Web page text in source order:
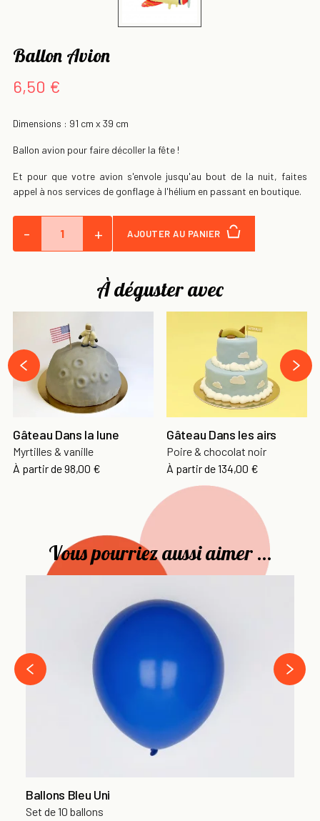
Ballon Avion
6,50 €
Dimensions : 91 cm x 39 cm
Ballon avion pour faire décoller la fête !
Et pour que votre avion s'envole jusqu'au bout de la nuit, faites
appel à nos services de gonflage à l'hélium en passant en boutique.
- + AJOUTER AU PANIER
À déguster avec
Gâteau Dans la lune
Myrtilles & vanille
À partir de98,00 €
Gâteau Dans les airs
Poire & chocolat noir
À partir de134,00 €
‹
›
Vous pourriez aussi aimer ...
Ballons Bleu Uni
Set de 10 ballons
‹
›